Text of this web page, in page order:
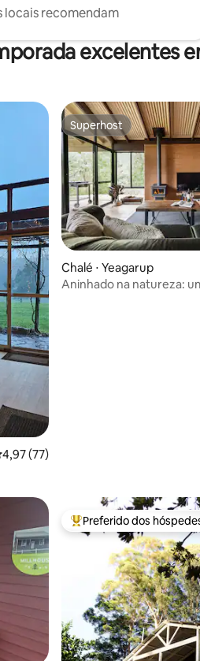
locais recomendam
excelentes
de uma avaliação média de 5, 77
4,97 (77)
Superhost
Superhost
Chalé ⋅ Yeagarup
Aninhado na natureza:
Entre os melhores
Preferido dos